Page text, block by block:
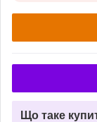
Що таке